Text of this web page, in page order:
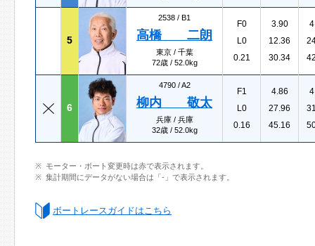
5
2538 / B1
高橋 二朗
東京 / 千葉
72歳 / 52.0kg
F0
L0
0.21
3.90
12.36
30.34
6
4790 /A2
柳内 敬太
兵庫 / 兵庫
32歳 / 52.0kg
F1
L0
0.16
4.86
27.96
45.16
モーター・ボート変更時は赤で表示されます。
集計期間にデータがない場合は「-」で表示されます。
ボートレースガイドはこちら